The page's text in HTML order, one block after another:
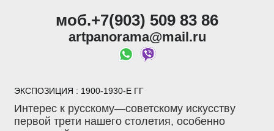
моб.+7(903) 509 83 86
artpanorama@mail.ru
ЭКСПОЗИЦИЯ : 1900-1930-Е ГГ
Интерес к русскому—советскому искусству
первой трети нашего столетия, особенно